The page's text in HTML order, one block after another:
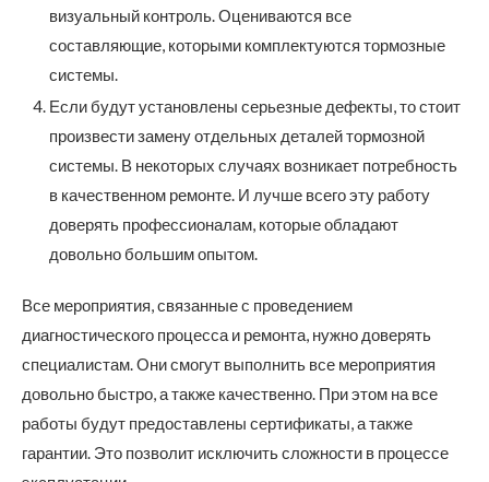
визуальный контроль. Оцениваются все
составляющие, которыми комплектуются тормозные
системы.
Если будут установлены серьезные дефекты, то стоит
произвести замену отдельных деталей тормозной
системы. В некоторых случаях возникает потребность
в качественном ремонте. И лучше всего эту работу
доверять профессионалам, которые обладают
довольно большим опытом.
Все мероприятия, связанные с проведением
диагностического процесса и ремонта, нужно доверять
специалистам. Они смогут выполнить все мероприятия
довольно быстро, а также качественно. При этом на все
работы будут предоставлены сертификаты, а также
гарантии. Это позволит исключить сложности в процессе